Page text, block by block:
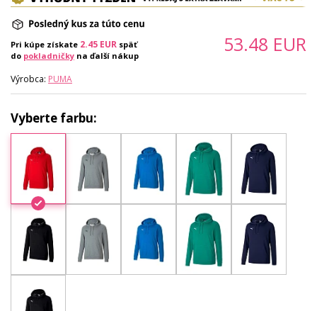
Pri kúpe získate 2.45 EUR späť
do pokladničky na ďalší nákup
Výrobca: PUMA
53.48 EUR
Vyberte farbu: